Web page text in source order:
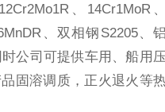
、14Cr1MoR
、双相钢S2205、
公司可提供车用、船用
固溶调质，正火退火等